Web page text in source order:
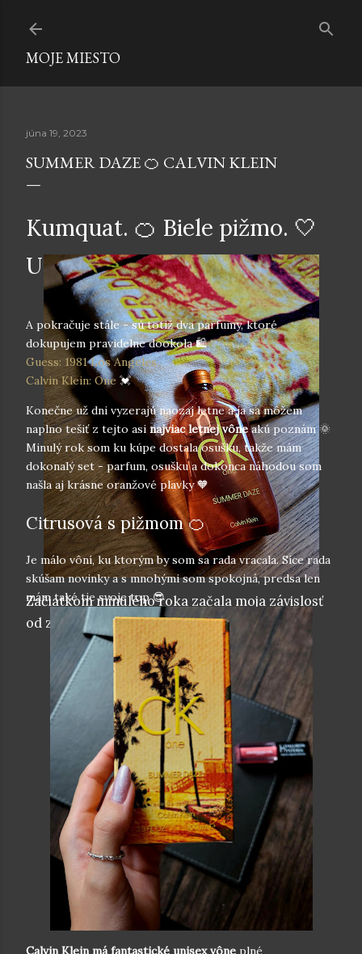
MOJE MIESTO
júna 19, 2023
SUMMER DAZE 🍊 CALVIN KLEIN
Kumquat. 🍊 Biele pižmo. 🤍
Unisex. ⚤
Začiatkom minulého roka začala moja závislosť
od značky Calvin Klein 😍
A pokračuje stále - sú totiž dva parfumy, ktoré
dokupujem pravidelne dookola 🛍️
Guess: 1981 Los Angeles
Calvin Klein: One 💓
Konečne už dni vyzerajú naozaj letne a ja sa môžem
naplno tešiť z tejto asi najviac letnej vôneakú poznám 🌞
Minulý rok som ku kúpe dostala osušku, takže mám
dokonalý set - parfum, osušku a dokonca náhodou som
našla aj krásne oranžové plavky 🧡
Citrusová s pižmom 🍊
Je málo vôní, ku ktorým by som sa rada vracala. Síce rada
skúšam novinky a s mnohými som spokojná, predsa len
mám také tie svoje top 😎